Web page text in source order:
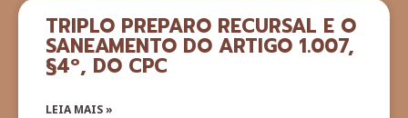
TRIPLO PREPARO RECURSAL E O
SANEAMENTO DO ARTIGO 1.007,
§4º, DO CPC
LEIA MAIS »